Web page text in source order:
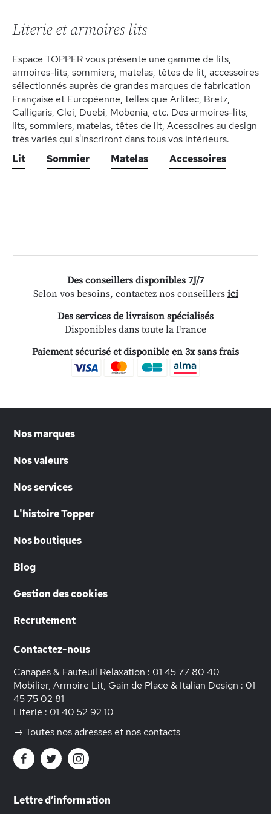
Literie et armoires lits
Espace TOPPER vous présente une gamme de lits,
armoires-lits, sommiers, matelas, têtes de lit, accessoires
sélectionnés auprès de grandes marques de fabrication
Française et Européenne, telles que Arlitec, Bretz,
Calligaris, Clei, Duebi, Mobenia, etc. Des armoires-lits,
lits, sommiers, matelas, têtes de lit, Acessoires au design
très variés qui s'inscriront dans tous vos intérieurs.
Lit
Sommier Matelas Accessoires
Des conseillers disponibles 7J/7
Selon vos besoins, contactez nos conseillers ici
Des services de livraison spécialisés
Disponibles dans toute la France
Paiement sécurisé et disponible en 3x sans frais
Nos marques
Nos valeurs
Nos services
L'histoire Topper
Nos boutiques
Blog
Gestion des cookies
Recrutement
Contactez-nous
Canapés & Fauteuil Relaxation : 01 45 77 80 40
Mobilier, Armoire Lit, Gain de Place & Italian Design : 01
45 75 02 81
Literie : 01 40 52 92 10
→ Toutes nos adresses et nos contacts
Lettre d’information